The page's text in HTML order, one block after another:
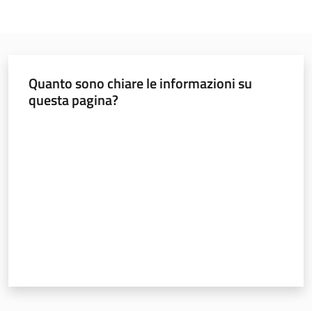
Quanto sono chiare le informazioni su
questa pagina?